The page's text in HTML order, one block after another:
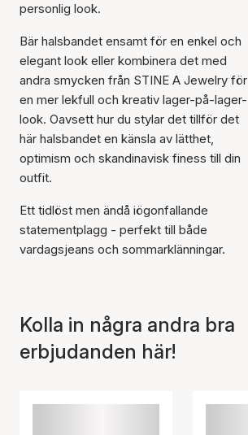
personlig look.
Bär halsbandet ensamt för en enkel och
elegant look eller kombinera det med
andra smycken från STINE A Jewelry för
en mer lekfull och kreativ lager-på-lager-
look. Oavsett hur du stylar det tillför det
här halsbandet en känsla av lätthet,
optimism och skandinavisk finess till din
outfit.
Ett tidlöst men ändå iögonfallande
statementplagg - perfekt till både
vardagsjeans och sommarklänningar.
Kolla in några andra bra
erbjudanden här!